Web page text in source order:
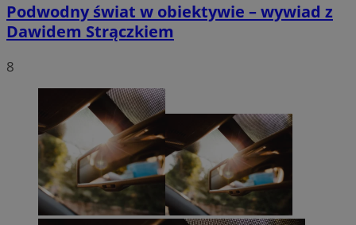
Podwodny świat w obiektywie – wywiad z
Dawidem Strączkiem
8